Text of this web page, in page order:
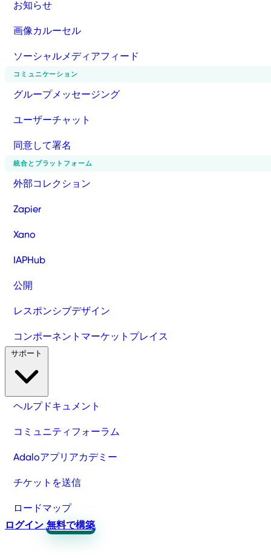
お知らせ
画像カルーセル
ソーシャルメディアフィード
コミュニケーション
グループメッセージング
ユーザーチャット
同意して署名
統合とプラットフォーム
外部コレクション
Zapier
Xano
IAPHub
公開
レスポンシブデザイン
コンポーネントマーケットプレイス
ヘルプドキュメント
コミュニティフォーラム
Adaloアプリアカデミー
チケットを送信
ロードマップ
ログイン 無料で構築